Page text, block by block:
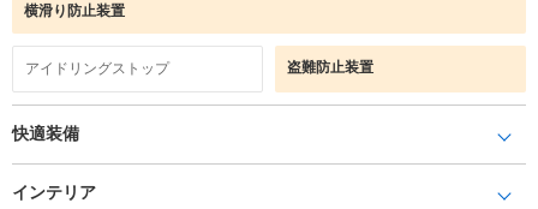
横滑り防止装置
アイドリングストップ 盗難防止装置
快適装備
インテリア